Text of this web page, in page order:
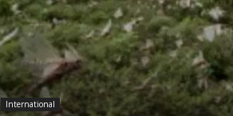
International